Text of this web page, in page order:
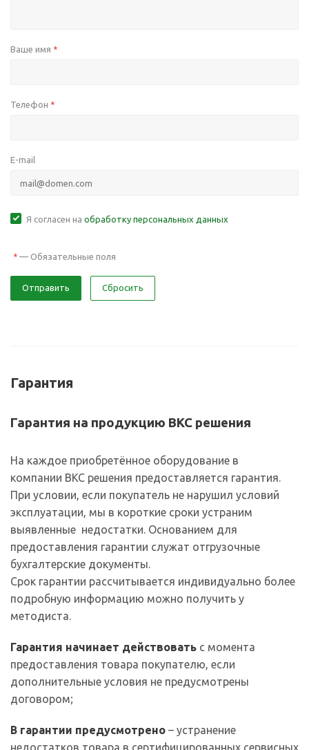
Ваше имя *
Телефон *
E-mail
Я согласен на обработку персональных данных
* — Обязательные поля
Отправить Сбросить
Гарантия
Гарантия на продукцию ВКС решения
На каждое приобретённое оборудование в
компании ВКС решения предоставляется гарантия.
При условии, если покупатель не нарушил условий
эксплуатации, мы в короткие сроки устраним
выявленные недостатки. Основанием для
предоставления гарантии служат отгрузочные
бухгалтерские документы.
Срок гарантии рассчитывается индивидуально более
подробную информацию можно получить у
методиста.
Гарантия начинает действовать с момента
предоставления товара покупателю, если
дополнительные условия не предусмотрены
договором;
В гарантии предусмотрено – устранение
недостатков товара в сертифицированных сервисных